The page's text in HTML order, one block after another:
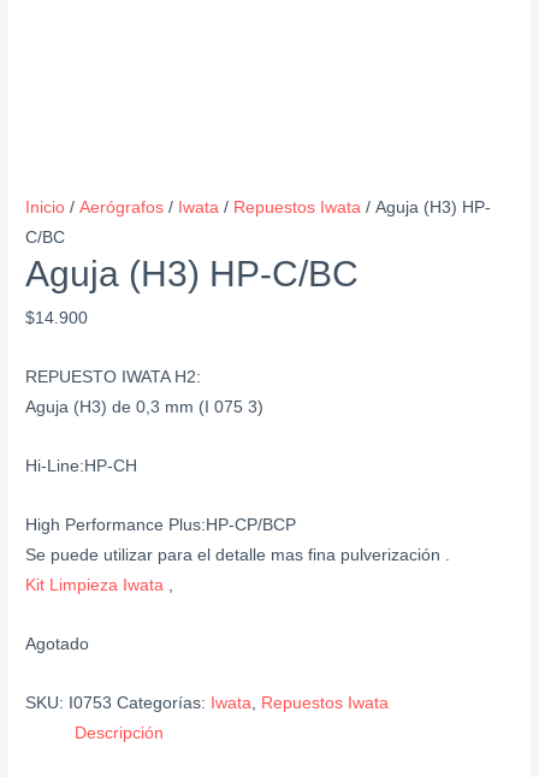
Inicio /Aerógrafos / Iwata / Repuestos Iwata / Aguja (H3) HP-
C/BC
Aguja (H3) HP-C/BC
$14.900
REPUESTO IWATA H2:
Aguja (H3) de 0,3 mm (I 075 3)
Hi-Line:HP-CH
High Performance Plus:HP-CP/BCP
Se puede utilizar para el detalle mas fina pulverización .
Kit Limpieza Iwata
Agotado
SKU: I0753 Categorías: Iwata
Repuestos Iwata
Descripción